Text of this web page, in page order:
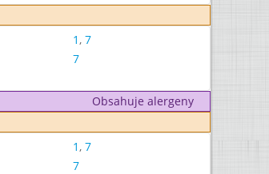
1, 7
7
Obsahuje alergeny
1, 7
7